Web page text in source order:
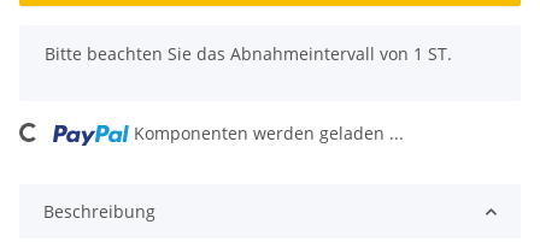
x
Bitte beachten Sie das Abnahmeintervall von 1 ST.
Loading... Komponenten werden geladen ...
Beschreibung